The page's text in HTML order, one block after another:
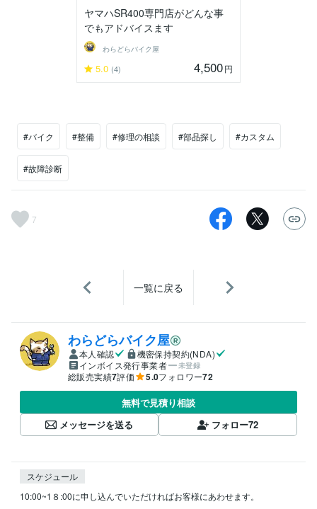
ヤマハSR400専門店がどんな事
でもアドバイスます
わらどらバイク屋
5.0 (4) 4,500円
#バイク #整備 #修理の相談 #部品探し #カスタム
#故障診断
7
一覧に戻る
わらどらバイク屋
本人確認
機密保持契約(NDA)
インボイス発行事業者
未登録
総販売実績7評価 5.0フォロワー72
無料で見積り相談
メッセージを送る
フォロー72
スケジュール
10:00~1８:00に申し込んでいただければお客様にあわせます。